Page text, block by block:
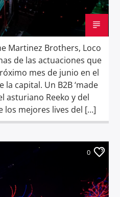
Martinez Brothers, Loco
de las actuaciones que
mes de junio en el
capital. Un B2B ‘made
asturiano Reeko y del
los mejores lives del […]
0